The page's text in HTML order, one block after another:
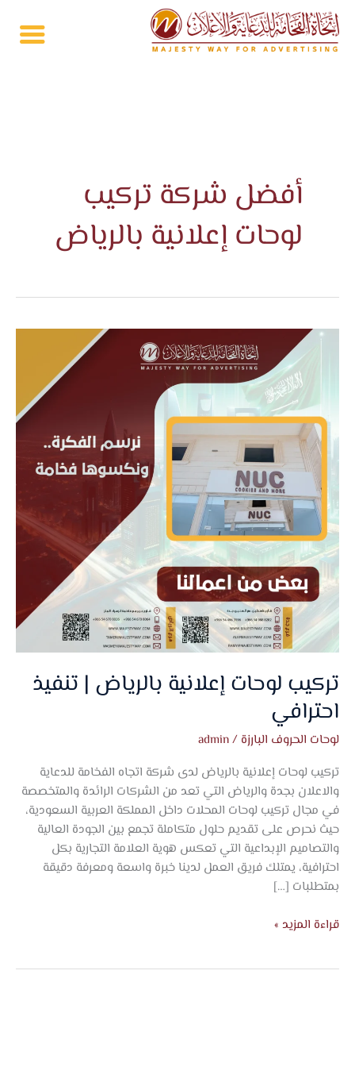
تخطي
إلى
المحتوى
أفضل شركة تركيب
لوحات إعلانية بالرياض
تركيب لوحات إعلانية بالرياض | تنفيذ
احترافي
لوحات الحروف البارزة /
admin
تركيب لوحات إعلانية بالرياض لدى شركة اتجاه الفخامة للدعاية
والاعلان بجدة والرياض التي تعد من الشركات الرائدة والمتخصصة
في مجال تركيب لوحات المحلات داخل المملكة العربية السعودية،
حيث نحرص على تقديم حلول متكاملة تجمع بين الجودة العالية
والتصاميم الإبداعية التي تعكس هوية العلامة التجارية بكل
احترافية، يمتلك فريق العمل لدينا خبرة واسعة ومعرفة دقيقة
بمتطلبات […]
تركيب
تنفيذ
احترافي
قراءة المزيد »